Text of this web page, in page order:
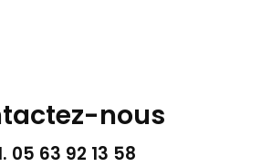
nous
05 63 92 13 58